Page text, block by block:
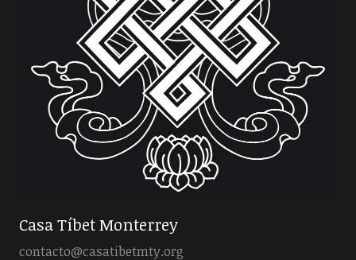
Casa Tíbet Monterrey
contacto@casatibetmty.org